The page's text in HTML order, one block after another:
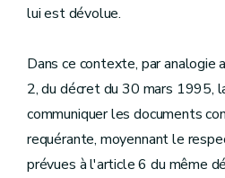
lui est dévolue.
Dans ce contexte, par analogie
2, du décret du 30 mars 1995,
communiquer les documents
requérante, moyennant le
prévues à l'article 6 du même